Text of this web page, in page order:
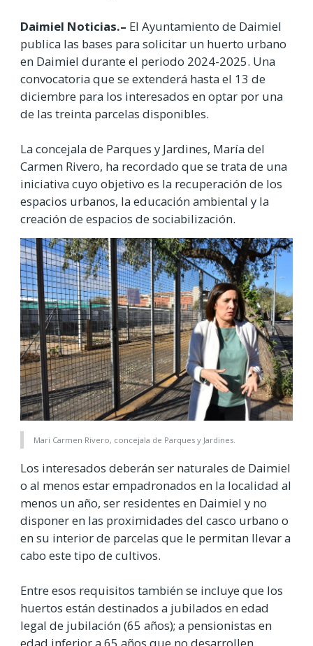
Daimiel Noticias.– El Ayuntamiento de Daimiel
publica las bases para solicitar un huerto urbano
en Daimiel durante el periodo 2024-2025. Una
convocatoria que se extenderá hasta el 13 de
diciembre para los interesados en optar por una
de las treinta parcelas disponibles.
La concejala de Parques y Jardines, María del
Carmen Rivero, ha recordado que se trata de una
iniciativa cuyo objetivo es la recuperación de los
espacios urbanos, la educación ambiental y la
creación de espacios de sociabilización.
Mari Carmen Rivero, concejala de Parques y Jardines.
Los interesados deberán ser naturales de Daimiel
o al menos estar empadronados en la localidad al
menos un año, ser residentes en Daimiel y no
disponer en las proximidades del casco urbano o
en su interior de parcelas que le permitan llevar a
cabo este tipo de cultivos.
Entre esos requisitos también se incluye que los
huertos están destinados a jubilados en edad
legal de jubilación (65 años); a pensionistas en